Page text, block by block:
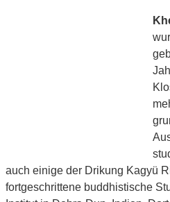
auch einige der Drikung Kagyü
fortgeschrittene buddhistische